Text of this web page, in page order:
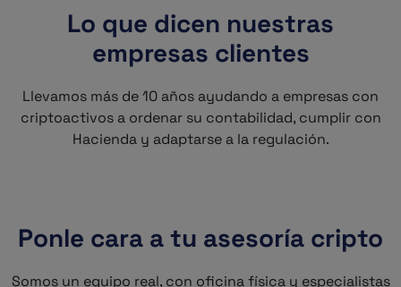
Lo que dicen nuestras
empresas clientes
Llevamos más de 10 años ayudando a empresas con
criptoactivos a ordenar su contabilidad, cumplir con
Hacienda y adaptarse a la regulación.
Ponle cara a tu asesoría cripto
Somos un equipo real, con oficina física y especialistas